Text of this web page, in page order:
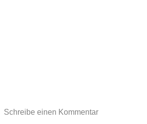
Schreibe einen Kommentar